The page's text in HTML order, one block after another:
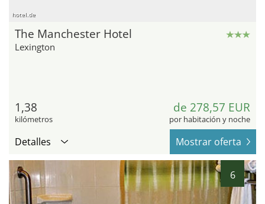
hotel.de
The Manchester Hotel
Lexington
1,38
kilómetros
de 278,57 EUR
por habitación y noche
Detalles Mostrar oferta
6